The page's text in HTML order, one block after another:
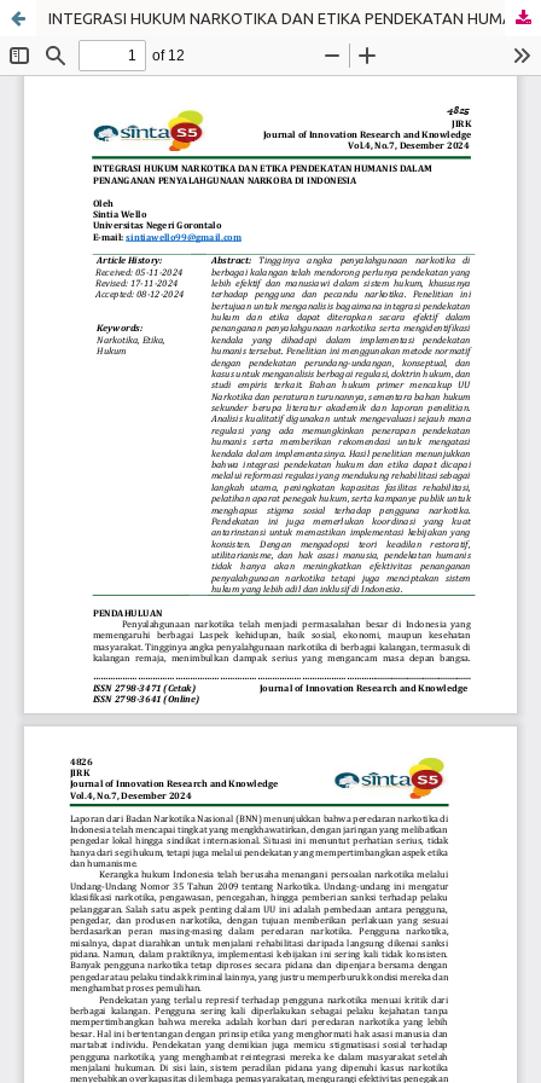
INTEGRASI HUKUM NARKOTIKA DAN ETIKA PENDEKATAN HUMANIS DALAM PENANGANAN PENYALAHGUNAAN NARKOBA DI INDONESIA